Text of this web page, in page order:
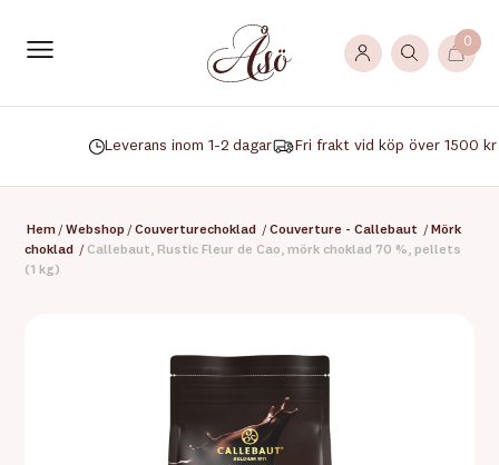
0
Leverans inom 1-2 dagar Fri frakt vid köp över 1500 kr
Hem / Webshop / Couverturechoklad / Couverture - Callebaut / Mörk
choklad
/ Callebaut, Rustic Fleur de Cao, mörk choklad 70 %, pellets
(1 kg)